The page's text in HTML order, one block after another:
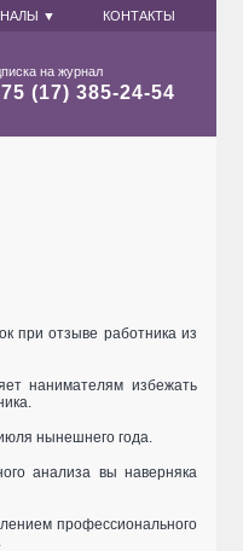
▼ КОНТАКТЫ
на журнал
(17) 385-24-54
при отзыве работника из
нанимателям избежать
нынешнего года.
анализа вы наверняка
профессионального